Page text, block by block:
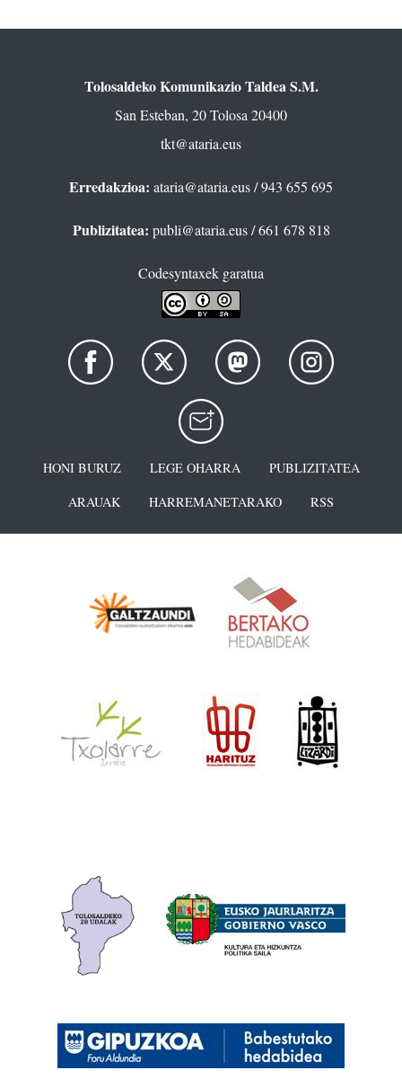
Tolosaldeko Komunikazio Taldea S.M.
San Esteban, 20 Tolosa 20400
tkt@ataria.eus
Erredakzioa: ataria@ataria.eus/ 943 655 695
Publizitatea: publi@ataria.eus/ 661 678 818
Codesyntaxek garatua
HONI BURUZ LEGE OHARRA
PUBLIZITATEA
ARAUAK
HARREMANETARAKO RSS